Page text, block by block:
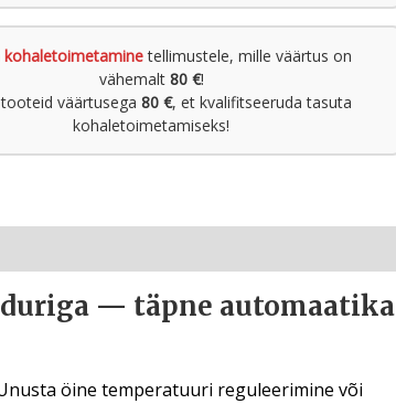
kohaletoimetaminetellimustele, mille väärtus on
vähemalt 80 €!
tooteid väärtusega80 €, et kvalifitseeruda tasuta
kohaletoimetamiseks!
— täpne automaatika
öine temperatuuri reguleerimine või